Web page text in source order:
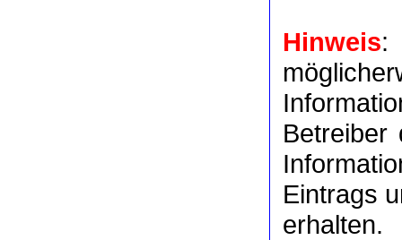
Hinweis:
Eintrags
erhalten.